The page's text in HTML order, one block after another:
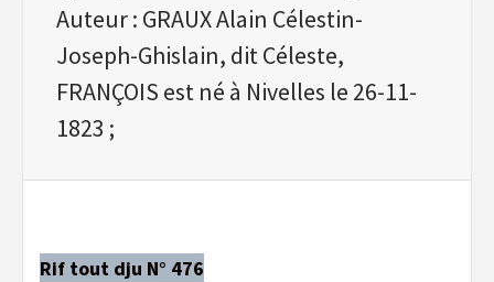
Auteur : GRAUX Alain Célestin-
Joseph-Ghislain, dit Céleste,
FRANÇOIS est né à Nivelles le 26-11-
1823 ;
Rif tout dju N° 476